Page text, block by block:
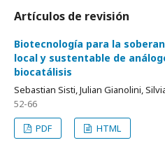
Artículos de revisión
Biotecnología para la
local y sustentable de
biocatálisis
Sebastian Sisti, Julian Gianolini,
52-66
PDF
HTML